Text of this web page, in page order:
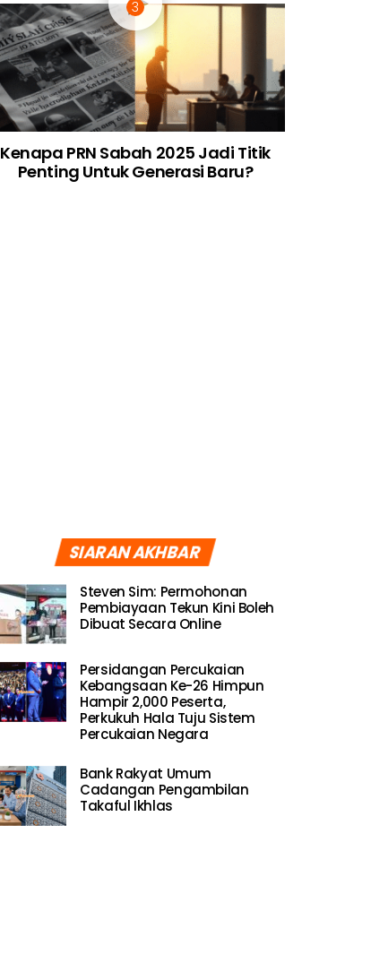
Kenapa PRN Sabah 2025 Jadi Titik
Penting Untuk Generasi Baru?
SIARAN AKHBAR
Steven Sim: Permohonan
Pembiayaan Tekun Kini Boleh
Dibuat Secara Online
Persidangan Percukaian
Kebangsaan Ke-26 Himpun
Hampir 2,000 Peserta,
Perkukuh Hala Tuju Sistem
Percukaian Negara
Bank Rakyat Umum
Cadangan Pengambilan
Takaful Ikhlas